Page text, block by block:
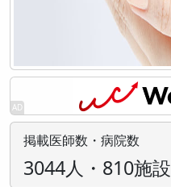
掲載医師数・病院数
3044人・810施設